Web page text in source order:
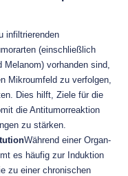
infiltrierenden
(einschließlich
Melanom) vorhanden sind,
Mikroumfeld zu verfolgen,
Dies hilft, Ziele für die
die Antitumorreaktion
zu stärken.
Während einer Organ-
es häufig zur Induktion
zu einer chronischen